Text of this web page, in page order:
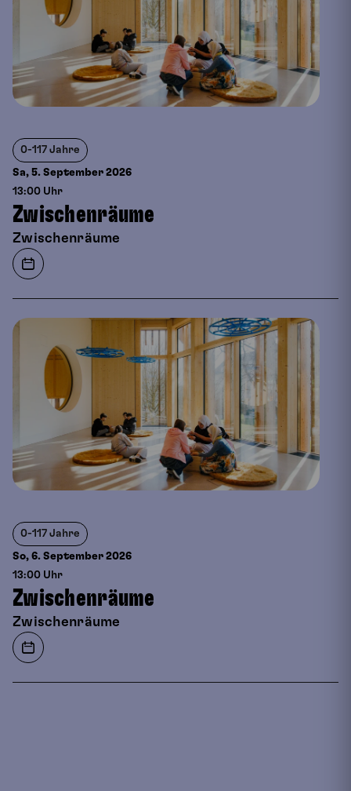
0-117 Jahre
Sa, 5. September 2026
13:00 Uhr
Zwischenräume
Zwischenräume
0-117 Jahre
So, 6. September 2026
13:00 Uhr
Zwischenräume
Zwischenräume